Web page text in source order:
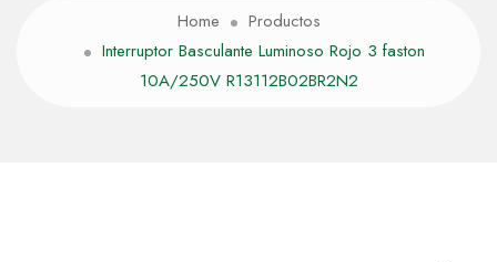
Home
Productos
Interruptor Basculante Luminoso Rojo 3 faston
10A/250V R13112B02BR2N2